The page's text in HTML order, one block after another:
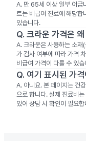
A. 만 65세 이상 일부 어금
트는 비급여 진료에 해당합
있습니다.
Q. 크라운 가격은
A. 크라운은 사용하는 소재
가 검사 여부에 따라 가격
비급여 가격이 다를 수 있습
Q. 여기 표시된 가
A. 아니요. 본 페이지는 건
으로 합니다. 실제 진료비
있어 상담 시 확인이 필요합